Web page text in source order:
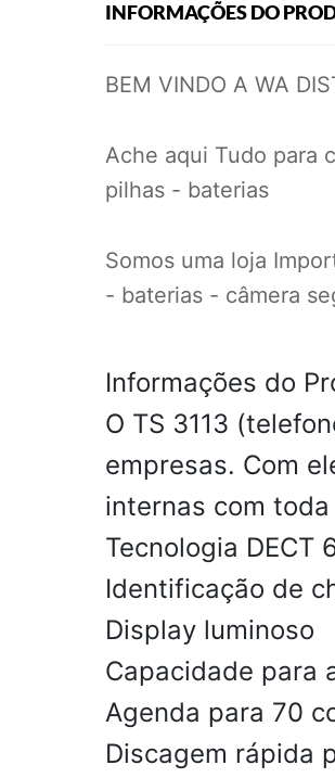
INFORMAÇÕES DO
BEM VINDO A WA
Ache aqui Tudo para
pilhas - baterias
Somos uma loja
- baterias - câmera
Informações do
O TS 3113
empresas. Com
internas com
Tecnologia DECT
Identificação de
Display luminoso
Capacidade para
Agenda para 70
Discagem rápida